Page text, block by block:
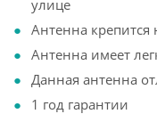
улице
Антенна
Антенна имеет
Данная антенна
1 год гарантии